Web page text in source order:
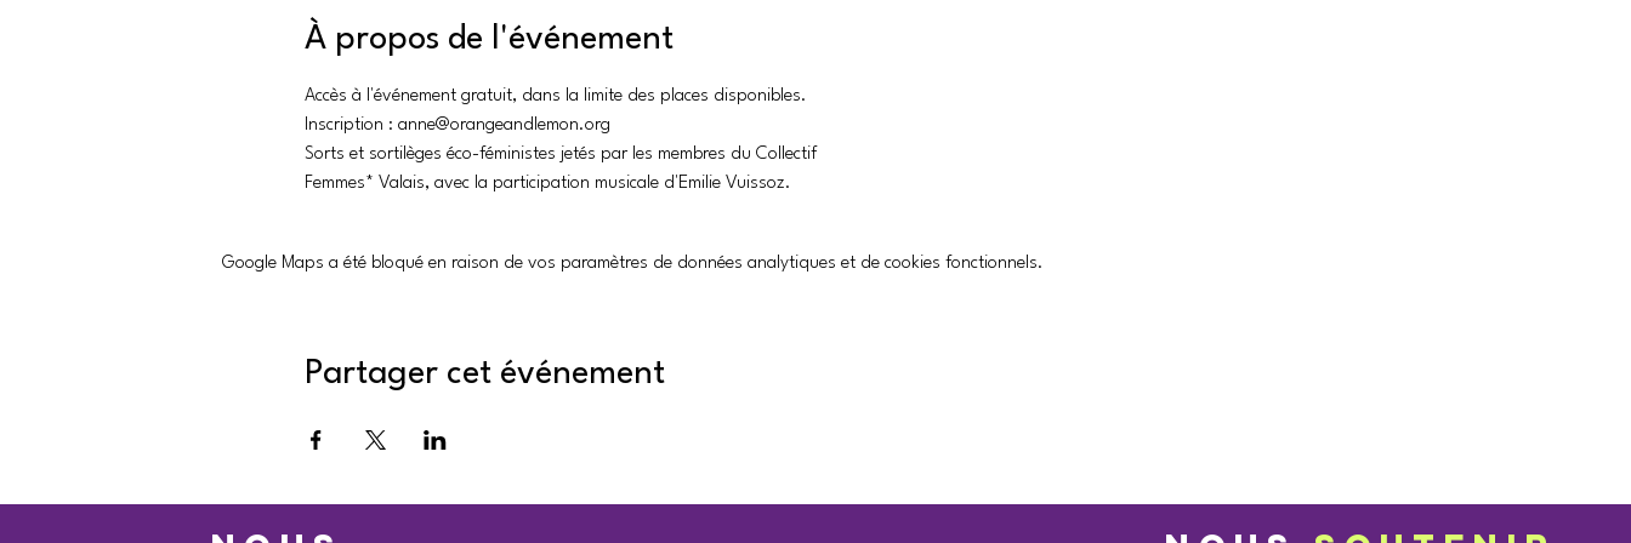
À propos de l'événement
Accès à l'événement gratuit, dans la limite des places disponibles.
Inscription : anne@orangeandlemon.org
Sorts et sortilèges éco-féministes jetés par les membres du Collectif
Femmes* Valais, avec la participation musicale d'Emilie Vuissoz.
Google Maps a été bloqué en raison de vos paramètres de données analytiques et de cookies fonctionnels.
Partager cet événement